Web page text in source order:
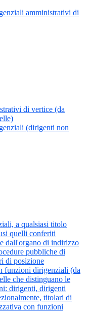
amministrativi di
di vertice (da
(dirigenti non
a qualsiasi titolo
quelli conferiti
dall'organo di indirizzo
pubbliche di
di posizione
funzioni dirigenziali (da
che distinguano le
dirigenti, dirigenti
titolari di
con funzioni